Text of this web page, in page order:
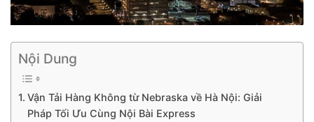
Nội Dung
Vận Tải Hàng Không từ Nebraska về Hà Nội: Giải
Pháp Tối Ưu Cùng Nội Bài Express